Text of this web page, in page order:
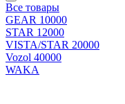
Все товары
GEAR 10000
STAR 12000
VISTA/STAR 20000
Vozol 40000
WAKA